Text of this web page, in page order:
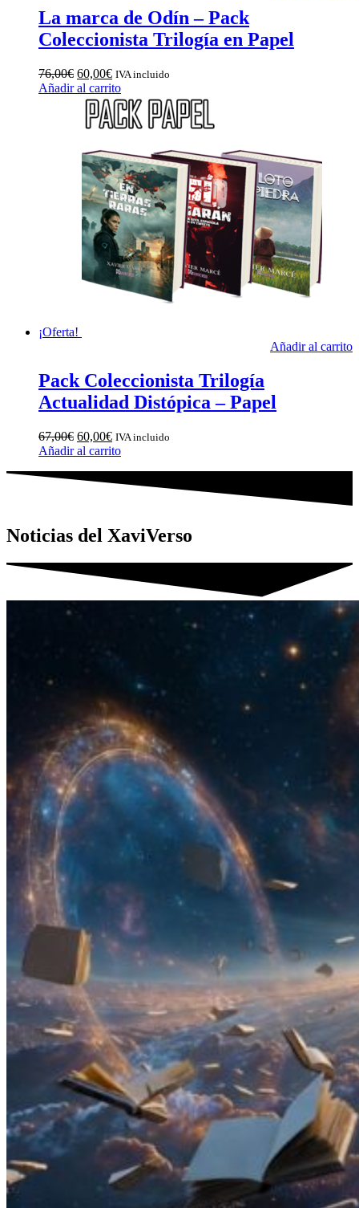
La marca de Odín – Pack
Coleccionista Trilogía en Papel
76,00€ 60,00€ IVA incluido
Añadir al carrito
¡Oferta!
Añadir al carrito
Pack Coleccionista Trilogía
Actualidad Distópica – Papel
67,00€ 60,00€ IVA incluido
Añadir al carrito
Noticias del XaviVerso